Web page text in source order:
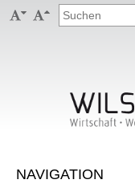
 